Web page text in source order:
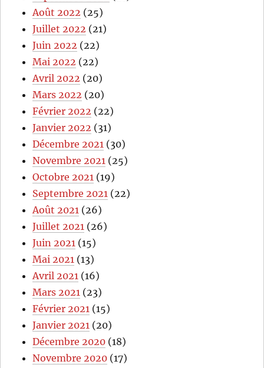
Août 2022 (25)
Juillet 2022 (21)
Juin 2022 (22)
Mai 2022 (22)
Avril 2022 (20)
Mars 2022 (20)
Février 2022 (22)
Janvier 2022 (31)
Décembre 2021 (30)
Novembre 2021 (25)
Octobre 2021 (19)
Septembre 2021 (22)
Août 2021 (26)
Juillet 2021 (26)
Juin 2021 (15)
Mai 2021 (13)
Avril 2021 (16)
Mars 2021 (23)
Février 2021 (15)
Janvier 2021 (20)
Décembre 2020 (18)
Novembre 2020 (17)